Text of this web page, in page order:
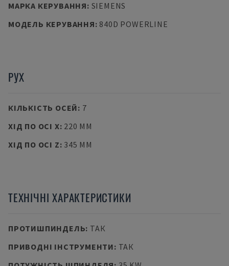
МАРКА КЕРУВАННЯ: SIEMENS
МОДЕЛЬ КЕРУВАННЯ: 840D POWERLINE
РУХ
КІЛЬКІСТЬ ОСЕЙ: 7
ХІД ПО ОСІ X: 220 MM
ХІД ПО ОСІ Z: 345 MM
ТЕХНІЧНІ ХАРАКТЕРИСТИКИ
ПРОТИШПИНДЕЛЬ: ТАК
ПРИВОДНІ ІНСТРУМЕНТИ: ТАК